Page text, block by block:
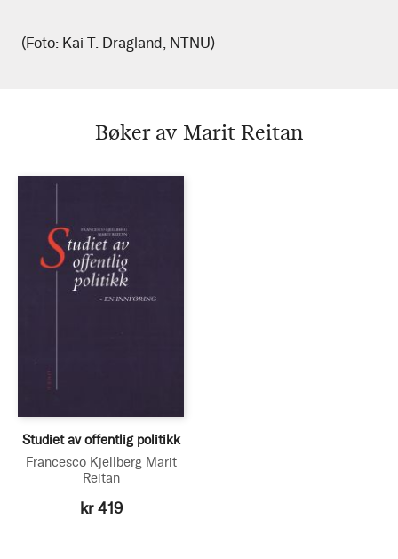
(Foto: Kai T. Dragland, NTNU)
Bøker av Marit Reitan
Studiet av offentlig politikk
Francesco Kjellberg Marit
Reitan
kr 419